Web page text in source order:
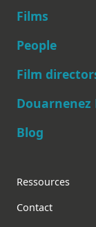
Main
Films
People
Film
Douarnenez
Blog
Footer
Ressources
Contact